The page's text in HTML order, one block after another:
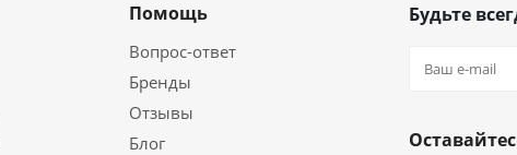
Помощь
Вопрос-ответ
Бренды
Отзывы
Блог
Будьте